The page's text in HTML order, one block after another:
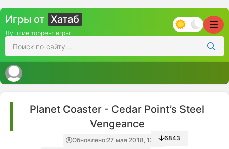
Игры от Хатаб
Лучшие торрент игры!
Planet Coaster - Cedar Point’s Steel
Vengeance
Обновлено:27 мая 2018, 12:006843